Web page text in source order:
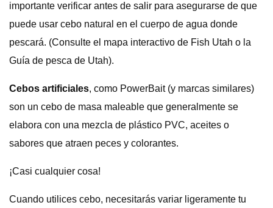
importante verificar antes de salir para asegurarse de que
puede usar cebo natural en el cuerpo de agua donde
pescará. (Consulte el mapa interactivo de Fish Utah o la
Guía de pesca de Utah).
Cebos artificiales, como PowerBait (y marcas similares)
son un cebo de masa maleable que generalmente se
elabora con una mezcla de plástico PVC, aceites o
sabores que atraen peces y colorantes.
¡Casi cualquier cosa!
Cuando utilices cebo, necesitarás variar ligeramente tu